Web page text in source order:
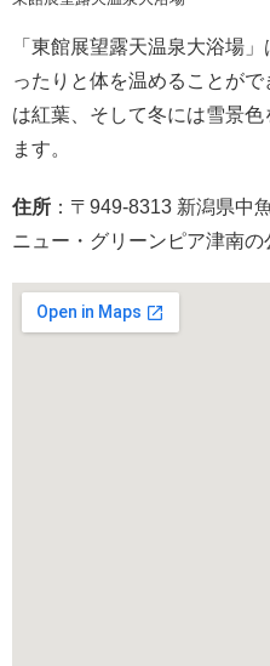
「東館展望露天温泉大浴場
ったりと体を温めることが
は紅葉、そして冬には雪景
ます。
住所 ：〒949-8313 新潟県中
ニュー・グリーンピア津南の